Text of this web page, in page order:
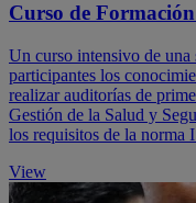
Curso de
Un curso intensivo de una
participantes los
realizar auditorías de
Gestión de la Salud y
los requisitos de la norma
View